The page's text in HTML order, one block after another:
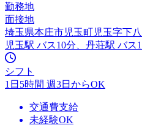
勤務地
面接地
埼玉県本庄市児玉町児玉字下
児玉駅 バス10分、丹荘駅 バス
シフト
1日5時間 週3日からOK
交通費支給
未経験OK